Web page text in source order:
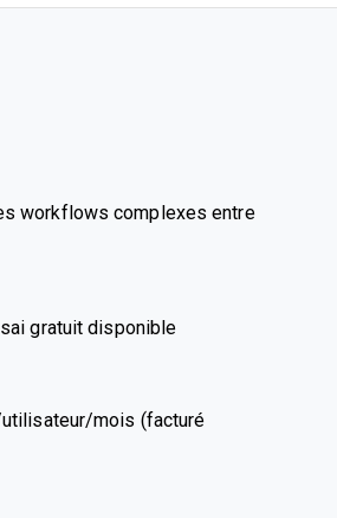
workflows complexes entre
gratuit disponible
mois (facturé